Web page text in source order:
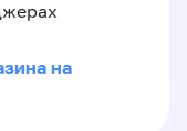
на